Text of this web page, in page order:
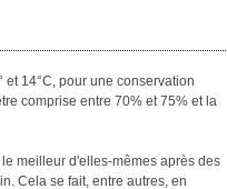
14°C, pour une conservation
comprise entre 70% et 75% et la
meilleur d'elles-mêmes après des
Cela se fait, entre autres, en